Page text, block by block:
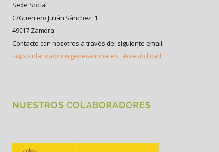
Sede Social
C/Guerrero Julián Sánchez, 1
49017 Zamora
Contacte con nosotros a través del siguiente email:
si@solidaridadintergeneracional.es Accesibilidad
NUESTROS COLABORADORES